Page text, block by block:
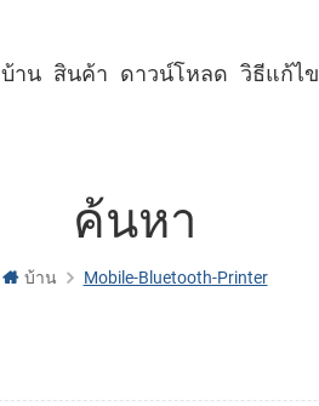
บ้าน สินค้า ดาวน์โหลด วิธีแก้ไข
ค้นหา
บ้าน Mobile-Bluetooth-Printer